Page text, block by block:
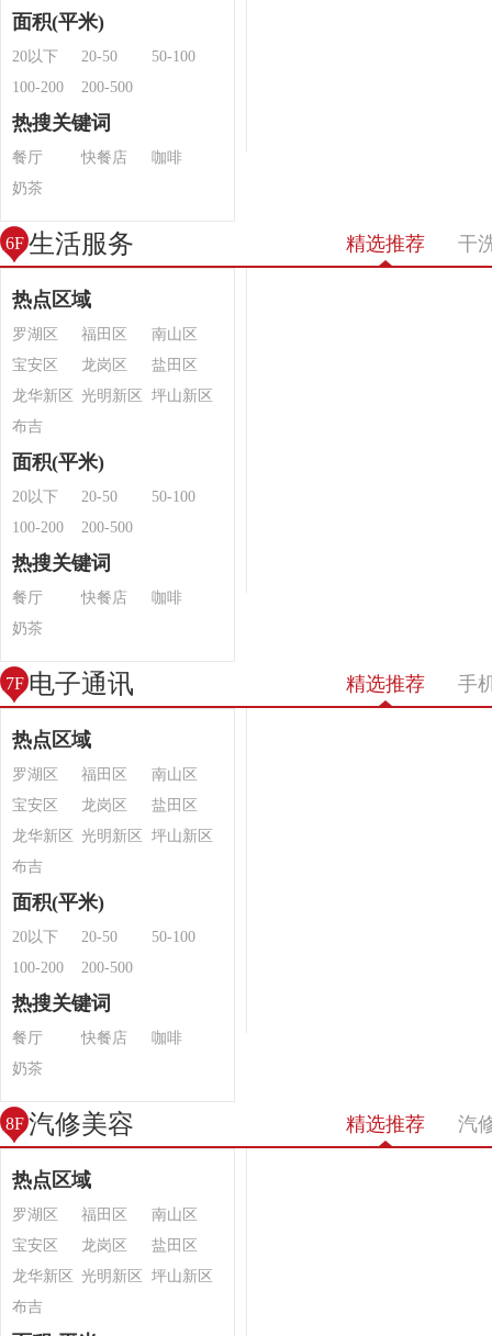
面积(平米)
20以下 20-50
50-100
100-200
200-500
热搜关键词
餐厅 快餐店
咖啡
奶茶
6F 生活服务 精选推荐 干
热点区域
罗湖区 福田区
南山区
宝安区
龙岗区
盐田区
龙华新区
光明新区
坪山新区
布吉
面积(平米)
20以下 20-50
50-100
100-200
200-500
热搜关键词
餐厅 快餐店
咖啡
奶茶
7F 电子通讯 精选推荐 手
热点区域
罗湖区 福田区
南山区
宝安区
龙岗区
盐田区
龙华新区
光明新区
坪山新区
布吉
面积(平米)
20以下 20-50
50-100
100-200
200-500
热搜关键词
餐厅 快餐店
咖啡
奶茶
8F 汽修美容 精选推荐 汽
热点区域
罗湖区 福田区
南山区
宝安区
龙岗区
盐田区
龙华新区
光明新区
坪山新区
布吉